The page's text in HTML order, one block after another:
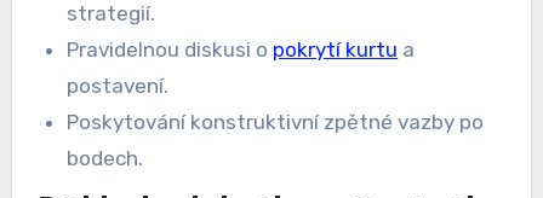
strategií.
Pravidelnou diskusi o pokrytí kurtu a
postavení.
Poskytování konstruktivní zpětné vazby po
bodech.